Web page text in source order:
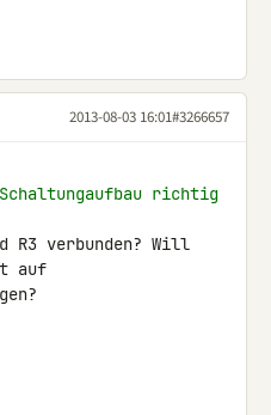
2013-08-03 16:01#3266657
richtig
verbunden? Will
auf